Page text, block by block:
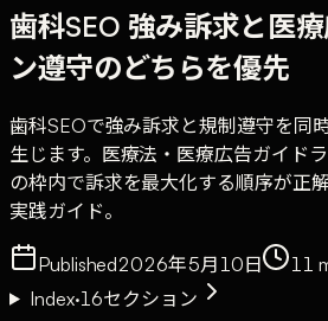
歯科SEO 強み訴求と医
ン遵守のどちらを優先
歯科SEOで強み訴求と規制遵守を同
生じます。医療法・医療広告ガイド
の枠内で訴求を最大化する順序が正
実践ガイド。
Published2026年5月10日 11
Index·16セクション